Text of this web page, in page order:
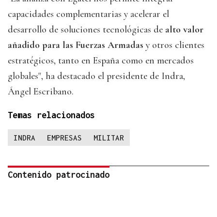
capacidades complementarias y acelerar el
desarrollo de soluciones tecnológicas de alto valor
añadido para las Fuerzas Armadas y otros clientes
estratégicos, tanto en España como en mercados
globales", ha destacado el presidente de Indra,
Ángel Escribano.
Temas relacionados
INDRA EMPRESAS MILITAR
Contenido patrocinado